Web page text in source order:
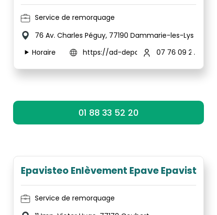
Service de remorquage
76 Av. Charles Péguy, 77190 Dammarie-les-Lys
Horaire
https://ad-depannage-77.fr/
07 76 09 27 78
01 88 33 52 20
Epavisteo Enlèvement Epave Epaviste
Service de remorquage